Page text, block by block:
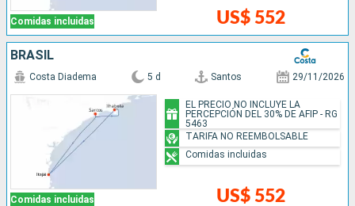
Comidas incluidas US$ 552
BRASIL
Comidas incluidas
Costa Diadema 5 d Santos 29/11/2026
US$ 552
EL PRECIO NO INCLUYE LA
PERCEPCIÓN DEL 30% DE AFIP - RG
5463
TARIFA NO REEMBOLSABLE
Comidas incluidas